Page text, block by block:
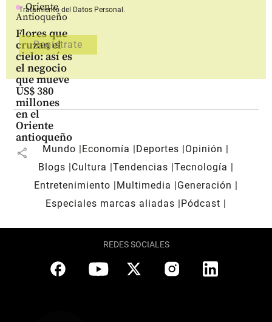
Oriente
Antioqueño
Flores que
cruzan el
cielo: así es
el negocio
que mueve
US$ 380
millones
en el
Oriente
antioqueño
share
Tratamiento del Datos Personal.
Mundo Economía Deportes
Opinión
Blogs
Cultura Tendencias Tecnología
Entretenimiento
Multimedia
Generación
Especiales marcas aliadas
Pódcast
REDES SOCIALES